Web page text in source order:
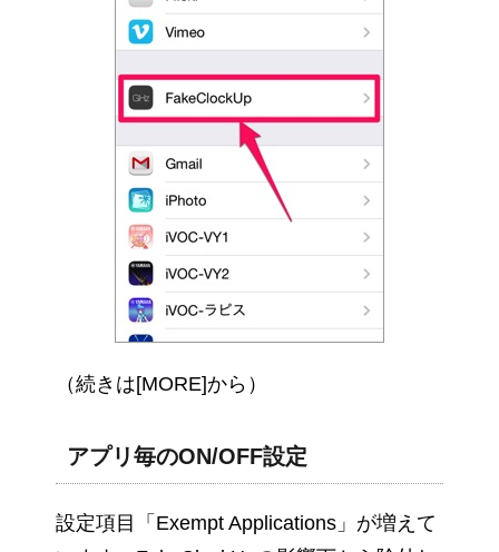
（続きは[MORE]から）
アプリ毎のON/OFF設定
設定項目「Exempt Applications」が増えて